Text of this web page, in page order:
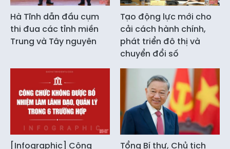
Hà Tĩnh dẫn đầu cụm
thi đua các tỉnh miền
Trung và Tây nguyên
Tạo động lực mới cho
cải cách hành chính,
phát triển đô thị và
chuyển đổi số
[Infographic] Công
Tổng Bí thư, Chủ tịch